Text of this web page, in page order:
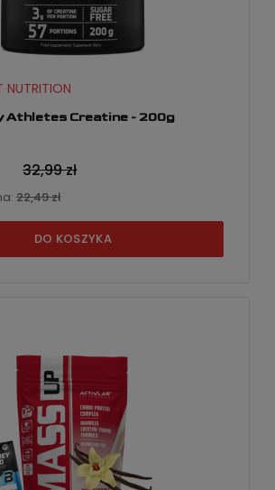
Athletes Creatine - 200g
NUTRITION
32,99 zł
22,49 zł
DO KOSZYKA